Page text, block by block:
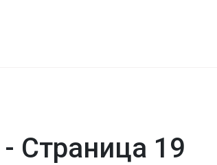
Страница 19